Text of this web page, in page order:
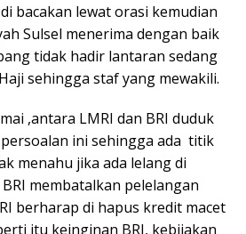
bacakan lewat orasi kemudian
Sulsel menerima dengan baik
tidak hadir lantaran sedang
sehingga staf yang mewakili.
,antara LMRI dan BRI duduk
ini sehingga ada titik
menahu jika ada lelang di
membatalkan pelelangan
berharap di hapus kredit macet
itu keinginan BRI, kebijakan